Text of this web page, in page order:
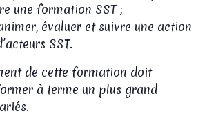
une formation SST ;
évaluer et suivre une action
SST.
de cette formation doit
à terme un plus grand